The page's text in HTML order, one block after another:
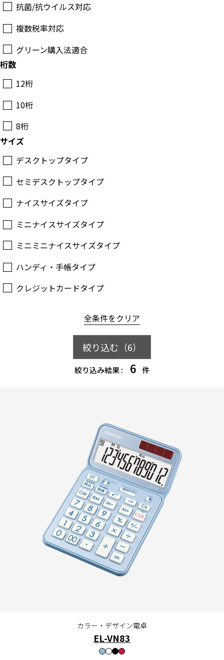
抗菌/抗ウイルス対応
複数税率対応
グリーン購入法適合
桁数
12桁
10桁
8桁
サイズ
デスクトップタイプ
セミデスクトップタイプ
ナイスサイズタイプ
ミニナイスサイズタイプ
ミニミニナイスサイズタイプ
ハンディ・手帳タイプ
クレジットカードタイプ
全条件をクリア
絞り込む（6）
絞り込み結果 : 6 件
カラー・デザイン電卓
EL-VN83